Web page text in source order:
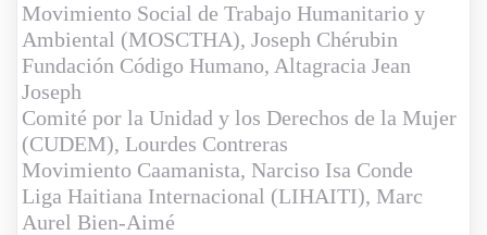
Movimiento Social de Trabajo Humanitario y
Ambiental (MOSCTHA), Joseph Chérubin
Fundación Código Humano, Altagracia Jean
Joseph
Comité por la Unidad y los Derechos de la Mujer
(CUDEM), Lourdes Contreras
Movimiento Caamanista, Narciso Isa Conde
Liga Haitiana Internacional (LIHAITI), Marc
Aurel Bien-Aimé